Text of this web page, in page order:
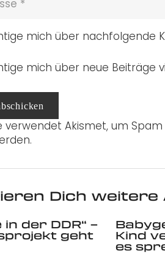
mich über nachfolgende
mich über neue Beiträge
verwendet Akismet, um Spam
Dich weitere
der DDR“ –
geht Kind
es